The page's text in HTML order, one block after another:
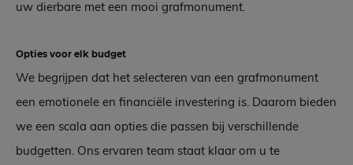
uw dierbare met een mooi grafmonument.
Opties voor elk budget
We begrijpen dat het selecteren van een grafmonument
een emotionele en financiële investering is. Daarom bieden
we een scala aan opties die passen bij verschillende
budgetten. Ons ervaren team staat klaar om u te